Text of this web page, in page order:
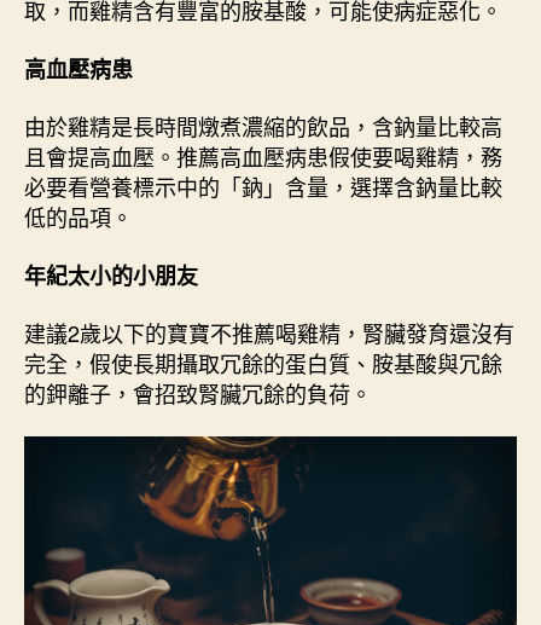
取，而雞精含有豐富的胺基酸，可能使病症惡化。
高血壓病患
由於雞精是長時間燉煮濃縮的飲品，含鈉量比較高
且會提高血壓。推薦高血壓病患假使要喝雞精，務
必要看營養標示中的「鈉」含量，選擇含鈉量比較
低的品項。
年紀太小的小朋友
建議2歲以下的寶寶不推薦喝雞精，腎臟發育還沒有
完全，假使長期攝取冗餘的蛋白質、胺基酸與冗餘
的鉀離子，會招致腎臟冗餘的負荷。